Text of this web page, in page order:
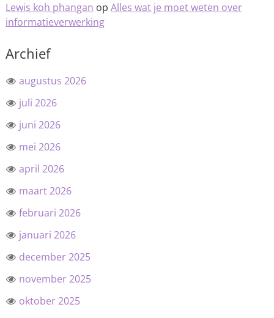
Lewis koh phangan op Alles wat je moet weten over
informatieverwerking
Archief
augustus 2026
juli 2026
juni 2026
mei 2026
april 2026
maart 2026
februari 2026
januari 2026
december 2025
november 2025
oktober 2025